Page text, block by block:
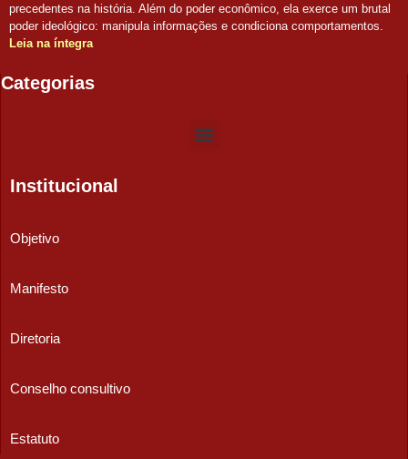
precedentes na história. Além do poder econômico, ela exerce um brutal
poder ideológico: manipula informações e condiciona comportamentos.
Leia na íntegra
Categorias
Institucional
Objetivo
Manifesto
Diretoria
Conselho consultivo
Estatuto